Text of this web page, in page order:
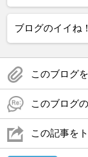
ブログのイイね
このブログ
このブログ
この記事を